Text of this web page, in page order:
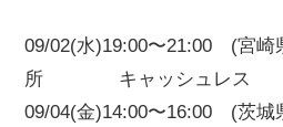
09/02(水)19:00〜21:00 (宮崎
所 キャッシュレス
09/04(金)14:00〜16:00 (茨城